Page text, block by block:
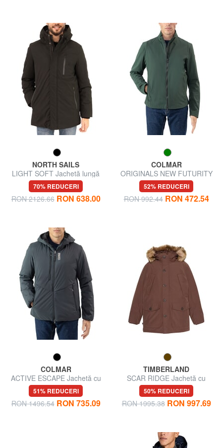
NORTH SAILS
LIGHT SOFT Jachetă lungă
cu glugă
70% REDUCERI
RON 2126.66 RON 638.00
COLMAR
ORIGINALS NEW FUTURITY
Sacou
52% REDUCERI
RON 992.44 RON 472.54
COLMAR
ACTIVE ESCAPE Jachetă cu
glugă
51% REDUCERI
RON 1496.54 RON 735.09
TIMBERLAND
SCAR RIDGE Jachetă cu
glugă
50% REDUCERI
RON 1995.38 RON 997.69